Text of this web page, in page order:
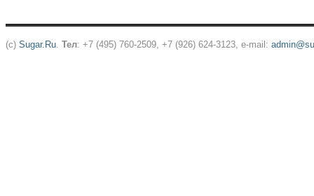
(c) Sugar.Ru. Тел: +7 (495) 760-2509, +7 (926) 624-3123, e-mail: